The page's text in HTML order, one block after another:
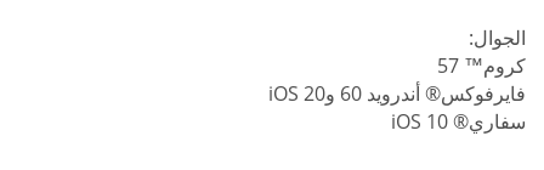
الجوال:
كروم™ 57
فايرفوكس® أندرويد 60 وiOS 20
سفاري® iOS 10